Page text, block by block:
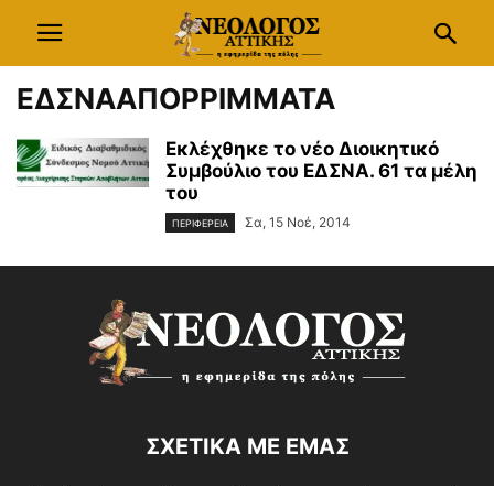
ΕΔΣΝΑΑΠΟΡΡΙΜΜΑΤΑ
Εκλέχθηκε το νέο Διοικητικό
Συμβούλιο του ΕΔΣΝΑ. 61 τα μέλη
του
ΠΕΡΙΦΕΡΕΙΑ Σα, 15 Νοέ, 2014
ΣΧΕΤΙΚΑ ΜΕ ΕΜΑΣ